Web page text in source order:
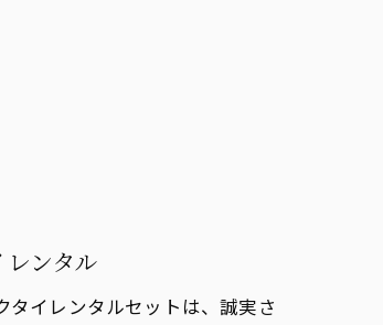
ンタル
イレンタルセットは、誠実さ